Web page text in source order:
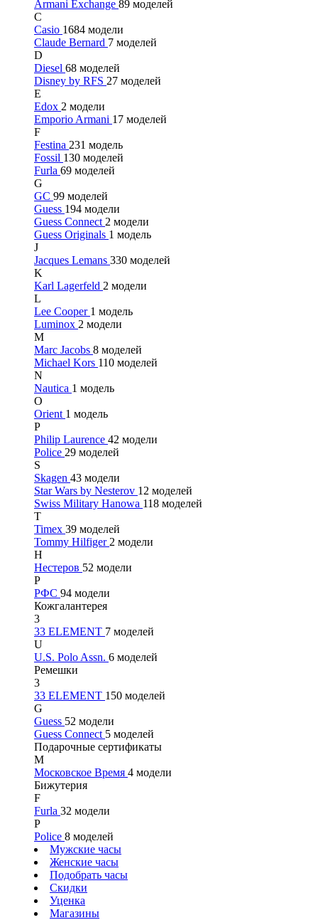
Armani Exchange 89 моделей
C
Casio 1684 модели
Claude Bernard 7 моделей
D
Diesel 68 моделей
Disney by RFS 27 моделей
E
Edox 2 модели
Emporio Armani 17 моделей
F
Festina 231 модель
Fossil 130 моделей
Furla 69 моделей
G
GC 99 моделей
Guess 194 модели
Guess Connect 2 модели
Guess Originals 1 модель
J
Jacques Lemans 330 моделей
K
Karl Lagerfeld 2 модели
L
Lee Cooper 1 модель
Luminox 2 модели
M
Marc Jacobs 8 моделей
Michael Kors 110 моделей
N
Nautica 1 модель
O
Orient 1 модель
P
Philip Laurence 42 модели
Police 29 моделей
S
Skagen 43 модели
Star Wars by Nesterov 12 моделей
Swiss Military Hanowa 118 моделей
T
Timex 39 моделей
Tommy Hilfiger 2 модели
Н
Нестеров 52 модели
Р
РФС 94 модели
Кожгалантерея
3
33 ELEMENT 7 моделей
U
U.S. Polo Assn. 6 моделей
Ремешки
3
33 ELEMENT 150 моделей
G
Guess 52 модели
Guess Connect 5 моделей
Подарочные сертификаты
М
Московское Время 4 модели
Бижутерия
F
Furla 32 модели
P
Police 8 моделей
Мужские часы
Женские часы
Подобрать часы
Скидки
Уценка
Магазины